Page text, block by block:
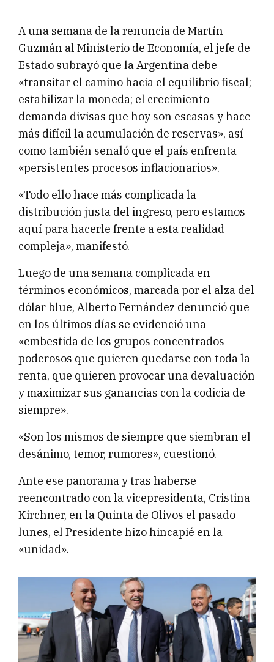
A una semana de la renuncia de Martín
Guzmán al Ministerio de Economía, el jefe de
Estado subrayó que la Argentina debe
«transitar el camino hacia el equilibrio fiscal;
estabilizar la moneda; el crecimiento
demanda divisas que hoy son escasas y hace
más difícil la acumulación de reservas», así
como también señaló que el país enfrenta
«persistentes procesos inflacionarios».
«Todo ello hace más complicada la
distribución justa del ingreso, pero estamos
aquí para hacerle frente a esta realidad
compleja», manifestó.
Luego de una semana complicada en
términos económicos, marcada por el alza del
dólar blue, Alberto Fernández denunció que
en los últimos días se evidenció una
«embestida de los grupos concentrados
poderosos que quieren quedarse con toda la
renta, que quieren provocar una devaluación
y maximizar sus ganancias con la codicia de
siempre».
«Son los mismos de siempre que siembran el
desánimo, temor, rumores», cuestionó.
Ante ese panorama y tras haberse
reencontrado con la vicepresidenta, Cristina
Kirchner, en la Quinta de Olivos el pasado
lunes, el Presidente hizo hincapié en la
«unidad».